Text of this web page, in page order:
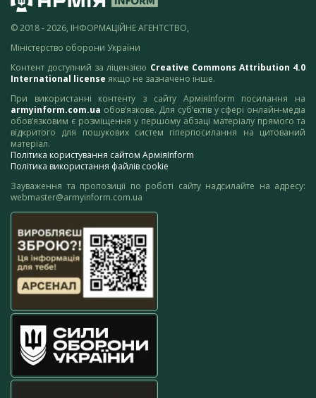
© 2018 - 2026, ІНФОРМАЦІЙНЕ АГЕНТСТВО,
Міністерство оборони України
Контент доступний за ліцензією Creative Commons Attribution 4.0
International license якщо не зазначено інше.
При використанні контенту з сайту АрміяInform посилання на
armyinform.com.ua обов’язкове. Для суб’єктів у сфері онлайн-медіа
обов’язковим є розміщення у першому абзаці матеріалу прямого та
відкритого для пошукових систем гіперпосилання на цитований
матеріал.
Політика користування сайтом АрміяInform
Політика використання файлів cookie
Зауваження та пропозиції по роботі сайту надсилайте на адресу:
webmaster@armyinform.com.ua